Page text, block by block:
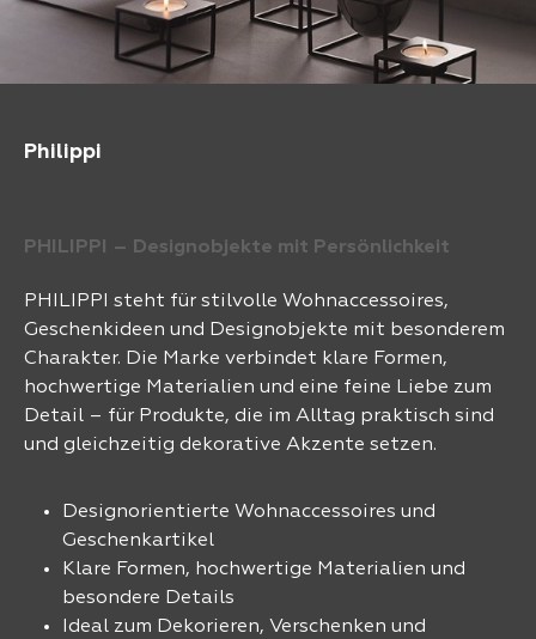
Philippi
PHILIPPI – Designobjekte mit Persönlichkeit
PHILIPPI steht für stilvolle Wohnaccessoires,
Geschenkideen und Designobjekte mit besonderem
Charakter. Die Marke verbindet klare Formen,
hochwertige Materialien und eine feine Liebe zum
Detail – für Produkte, die im Alltag praktisch sind
und gleichzeitig dekorative Akzente setzen.
Designorientierte Wohnaccessoires und
Geschenkartikel
Klare Formen, hochwertige Materialien und
besondere Details
Ideal zum Dekorieren, Verschenken und